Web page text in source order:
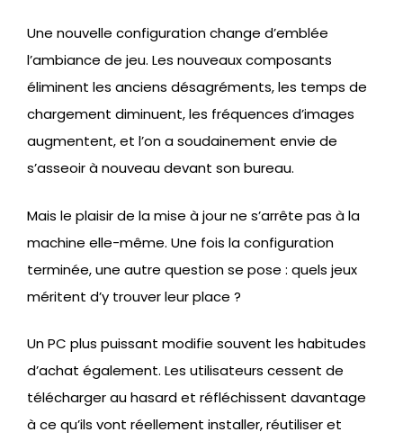
Une nouvelle configuration change d’emblée
l’ambiance de jeu. Les nouveaux composants
éliminent les anciens désagréments, les temps de
chargement diminuent, les fréquences d’images
augmentent, et l’on a soudainement envie de
s’asseoir à nouveau devant son bureau.
Mais le plaisir de la mise à jour ne s’arrête pas à la
machine elle-même. Une fois la configuration
terminée, une autre question se pose : quels jeux
méritent d’y trouver leur place ?
Un PC plus puissant modifie souvent les habitudes
d’achat également. Les utilisateurs cessent de
télécharger au hasard et réfléchissent davantage
à ce qu’ils vont réellement installer, réutiliser et